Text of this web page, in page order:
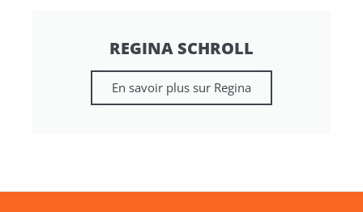
REGINA SCHROLL
En savoir plus sur Regina